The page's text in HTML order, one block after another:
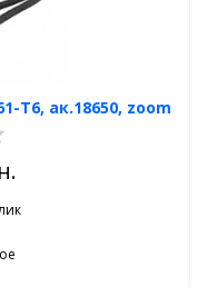
T6, ак.18650, zoom